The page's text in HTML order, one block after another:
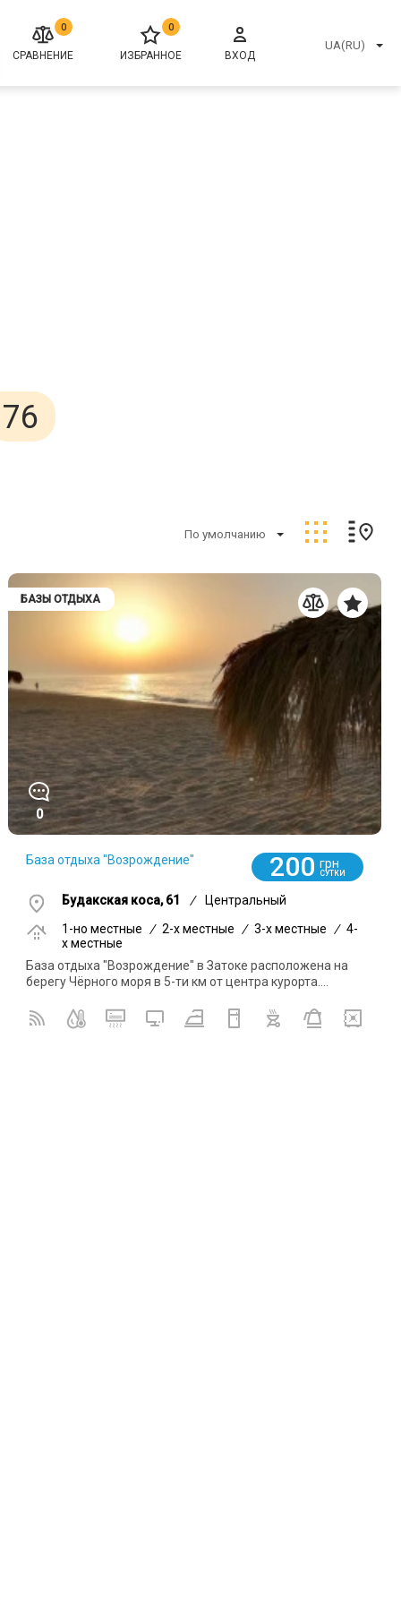
0
СРАВНЕНИЕ
0
ИЗБРАННОЕ ВХОД
UA(RU)
76
По умолчанию
БАЗЫ ОТДЫХА
0
База отдыха "Возрождение" 200 грн
СУТКИ
Будакская коса, 61 /
Центральный
1-но местные
/ 2-x местные / 3-x местные / 4-
x местные
База отдыха "Возрождение" в Затоке расположена на
берегу Чёрного моря в 5-ти км от центра курорта....